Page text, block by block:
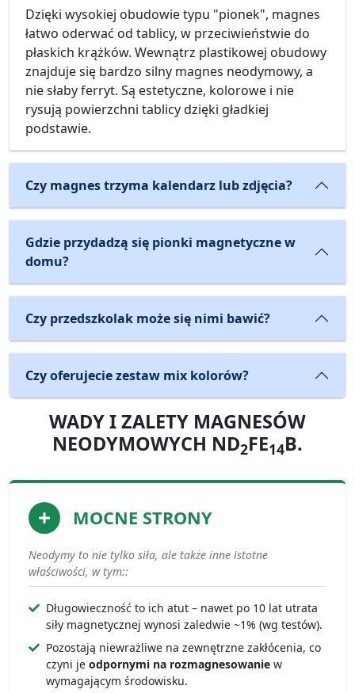
Dzięki wysokiej obudowie typu "pionek", magnes
łatwo oderwać od tablicy, w przeciwieństwie do
płaskich krążków. Wewnątrz plastikowej obudowy
znajduje się bardzo silny magnes neodymowy, a
nie słaby ferryt. Są estetyczne, kolorowe i nie
rysują powierzchni tablicy dzięki gładkiej
podstawie.
Czy magnes trzyma kalendarz lub zdjęcia?
Gdzie przydadzą się pionki magnetyczne w
domu?
Czy przedszkolak może się nimi bawić?
Czy oferujecie zestaw mix kolorów?
WADY I ZALETY MAGNESÓW
NEODYMOWYCH ND2FE14B.
MOCNE STRONY
Neodymy to nie tylko siła, ale także inne istotne
właściwości, w tym::
Długowieczność to ich atut – nawet po 10 lat utrata
siły magnetycznej wynosi zaledwie ~1% (wg testów).
Pozostają niewrażliwe na zewnętrzne zakłócenia, co
czyni je odpornymi na rozmagnesowanie w
wymagającym środowisku.